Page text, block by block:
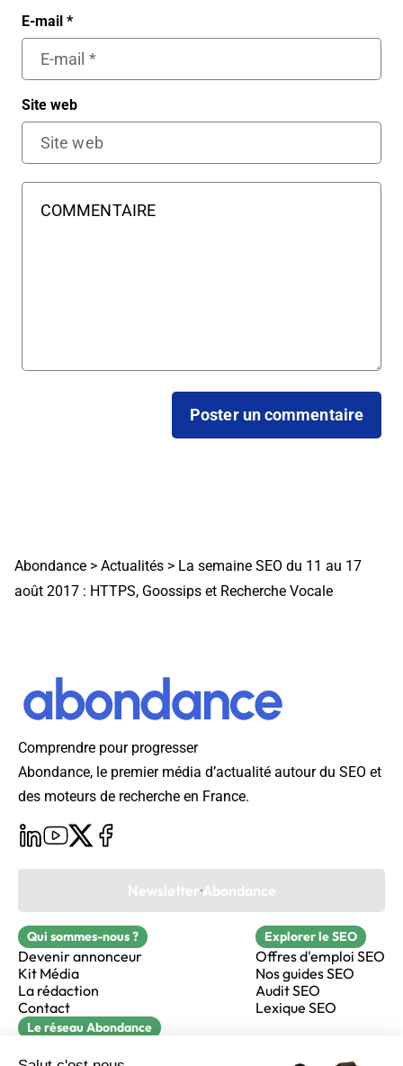
E-mail *
Site web
Abondance > Actualités > La semaine SEO du 11 au 17
août 2017 : HTTPS, Goossips et Recherche Vocale
Comprendre pour progresser
Abondance, le premier média d’actualité autour du SEO et
des moteurs de recherche en France.
Newsletter Abondance
Qui sommes-nous ?
Devenir annonceur
Kit Média
La rédaction
Contact
Explorer le SEO
Offres d'emploi SEO
Nos guides SEO
Audit SEO
Lexique SEO
Le réseau Abondance